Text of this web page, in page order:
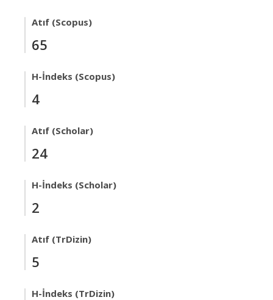
Atıf (Scopus)
65
H-İndeks (Scopus)
4
Atıf (Scholar)
24
H-İndeks (Scholar)
2
Atıf (TrDizin)
5
H-İndeks (TrDizin)